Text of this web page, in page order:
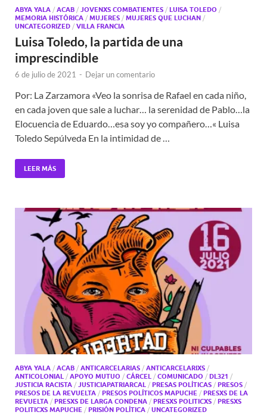
ABYA YALA / ACAB / JOVENXS COMBATIENTES / LUISA TOLEDO /
MEMORIA HISTÓRICA / MUJERES / MUJERES QUE LUCHAN /
UNCATEGORIZED / VILLA FRANCIA
Luisa Toledo, la partida de una
imprescindible
6 de julio de 2021 - Dejar un comentario
Por: La Zarzamora «Veo la sonrisa de Rafael en cada niño,
en cada joven que sale a luchar… la serenidad de Pablo…la
Elocuencia de Eduardo…esa soy yo compañero…« Luisa
Toledo Sepúlveda En la intimidad de …
LEER MÁS
ABYA YALA / ACAB / ANTICARCELARIAS / ANTICARCELARIXS /
ANTICOLONIAL / APOYO MUTUO / CÁRCEL / COMUNICADO / DL321 /
JUSTICIA RACISTA / JUSTICIAPATRIARCAL / PRESAS POLÍTICAS / PRESOS /
PRESOS DE LA REVUELTA / PRESOS POLÍTICOS MAPUCHE / PRESXS DE LA
REVUELTA / PRESXS DE LARGA CONDENA / PRESXS POLITICXS / PRESXS
POLITICXS MAPUCHE / PRISIÓN POLÍTICA / UNCATEGORIZED